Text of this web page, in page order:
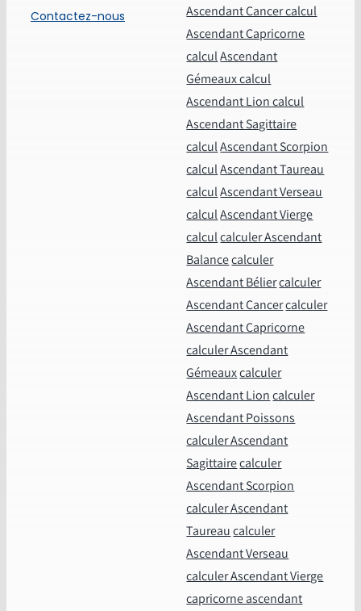
Contactez-nous
Ascendant Cancer calcul
Ascendant Capricorne
calculAscendant
Gémeaux calcul
Ascendant Lion calcul
Ascendant Sagittaire
calculAscendant Scorpion
calculAscendant Taureau
calculAscendant Verseau
calculAscendant Vierge
calculcalculer Ascendant
Balancecalculer
Ascendant Béliercalculer
Ascendant Cancercalculer
Ascendant Capricorne
calculer Ascendant
Gémeauxcalculer
Ascendant Lion calculer
Ascendant Poissons
calculer Ascendant
Sagittairecalculer
Ascendant Scorpion
calculer Ascendant
Taureau calculer
Ascendant Verseau
calculer Ascendant Vierge
capricorne ascendant